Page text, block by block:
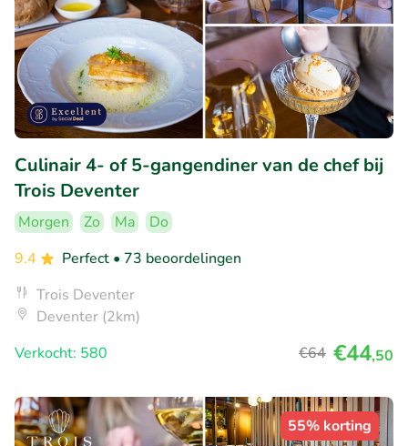
Culinair 4- of 5-gangendiner van de chef bij
Trois Deventer
Morgen Zo Ma
Do
9.4
Perfect • 73 beoordelingen
Trois Deventer
Deventer (2km)
Verkocht: 580
€64 €44,50
55% korting